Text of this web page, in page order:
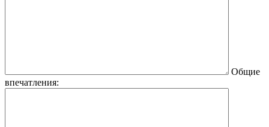
Общие
впечатления: